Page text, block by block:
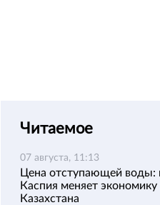
Читаемое
07 августа, 11:13
Цена отступающей воды:
Каспия меняет экономику
Казахстана